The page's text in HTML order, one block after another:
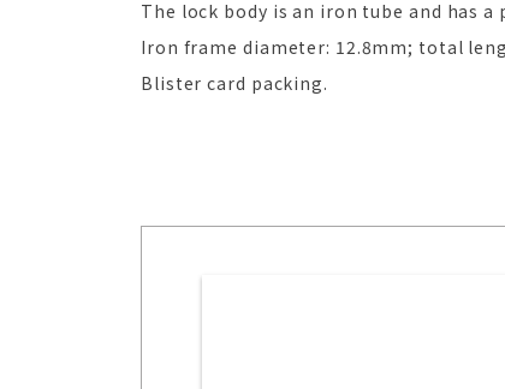
The lock body is an iron tube and has a
Iron frame diameter: 12.8mm; total
Blister card packing.